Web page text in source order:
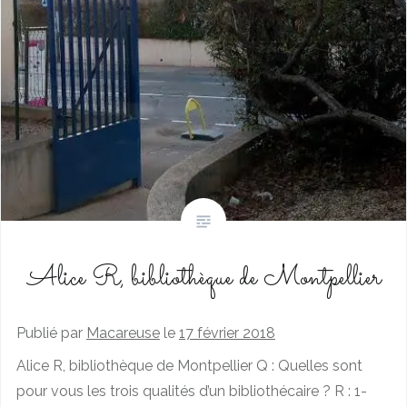
Alice R, bibliothèque de Montpellier
Publié par Macareusele 17 février 2018
Alice R, bibliothèque de Montpellier Q : Quelles sont
pour vous les trois qualités d’un bibliothécaire ? R : 1-